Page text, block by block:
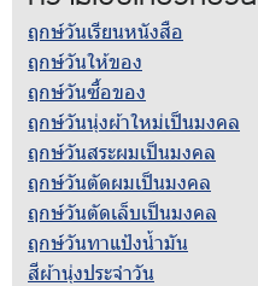
ฤกษ์วันเรียนหนังสือ
ฤกษ์วันให้ของ
ฤกษ์วันซื้อของ
ฤกษ์วันนุ่งผ้าใหม่เป็นมงคล
ฤกษ์วันสระผมเป็นมงคล
ฤกษ์วันตัดผมเป็นมงคล
ฤกษ์วันตัดเล็บเป็นมงคล
ฤกษ์วันทาแป้งน้ำมัน
สีผ้านุ่งประจำวัน